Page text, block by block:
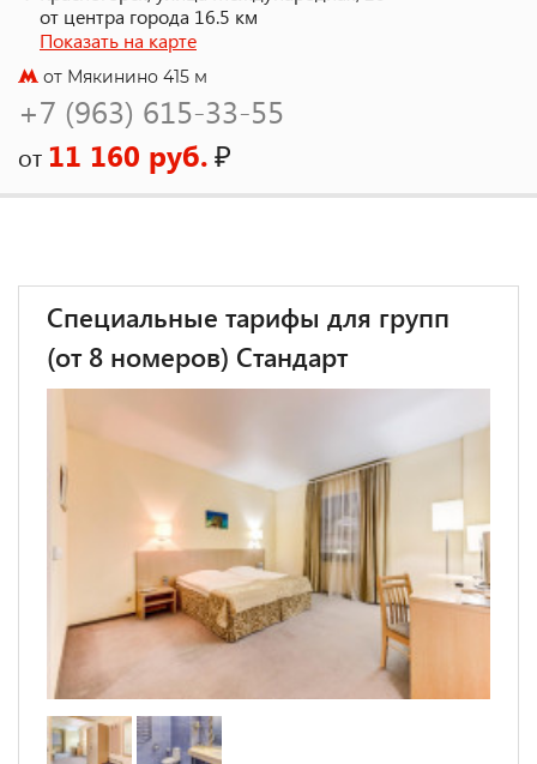
от центра города 16.5 км
Показать на карте
от Мякинино 415 м
+7 (963) 615-33-55
от 11 160 руб.₽
Специальные тарифы для групп
(от 8 номеров) Стандарт